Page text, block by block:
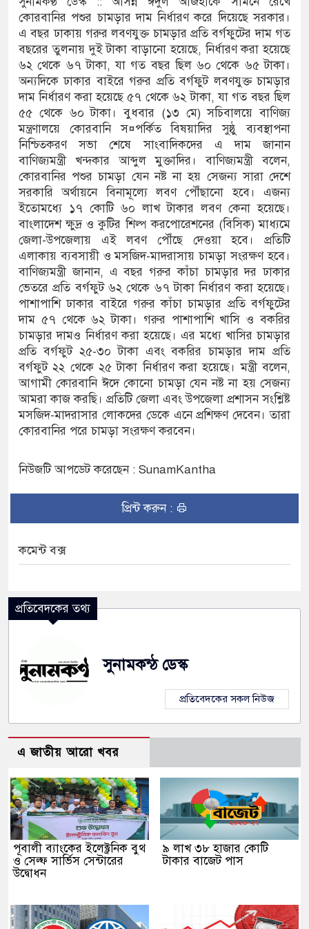
ঘণ্টা লোডশেডিং, ক্ষুব্ধ গ্রাহক
দুর্ঘটনায় আহতদের চিকিৎসা নিশ্চিতের নির্দেশ
দিবস পালিত
যেন ময়লার ভাগাড়
অব্যাহত : অস্তিত্ব সংকটে বাউসা-কেশবপুর গ্রাম
নিয়ে চলাচল
অভাবে অনিশ্চয়তায় হাওরের শত শত শিক্ষার্থীর
মাধ্যমিকেই
সম্মেলন রফিকুল ইসলামের প্রতিপক্ষের সব অভিযোগ
দিবস
কোরবানির পশুর চামড়ার দাম নির্ধারণ করে দিয়েছে সরকার।
এ বছর ঢাকায় গরুর লবণযুক্ত চামড়ার প্রতি বর্গফুটের দাম গত
বছরের তুলনায় দুই টাকা বাড়ানো হয়েছে, নির্ধারণ করা হয়েছে
৬২ থেকে ৬৭ টাকা, যা গত বছর ছিল ৬০ থেকে ৬৫ টাকা।
অন্যদিকে ঢাকার বাইরে গরুর প্রতি বর্গফুট লবণযুক্ত চামড়ার
দাম নির্ধারণ করা হয়েছে ৫৭ থেকে ৬২ টাকা, যা গত বছর ছিল
৫৫ থেকে ৬০ টাকা। বুধবার (১৩ মে) সচিবালয়ে বাণিজ্য
মন্ত্রণালয়ে কোরবানি স¤পর্কিত বিষয়াদির সুষ্ঠু ব্যবস্থাপনা
নিশ্চিতকরণ সভা শেষে সাংবাদিকদের এ দাম জানান
বাণিজ্যমন্ত্রী খন্দকার আব্দুল মুক্তাদির। বাণিজ্যমন্ত্রী বলেন,
কোরবানির পশুর চামড়া যেন নষ্ট না হয় সেজন্য সারা দেশে
সরকারি অর্থায়নে বিনামূল্যে লবণ পৌঁছানো হবে। এজন্য
ইতোমধ্যে ১৭ কোটি ৬০ লাখ টাকার লবণ কেনা হয়েছে।
বাংলাদেশ ক্ষুদ্র ও কুটির শিল্প করপোরেশনের (বিসিক) মাধ্যমে
জেলা-উপজেলায় এই লবণ পৌঁছে দেওয়া হবে। প্রতিটি
এলাকায় ব্যবসায়ী ও মসজিদ-মাদরাসায় চামড়া সংরক্ষণ হবে।
বাণিজ্যমন্ত্রী জানান, এ বছর গরুর কাঁচা চামড়ার দর ঢাকার
ভেতরে প্রতি বর্গফুট ৬২ থেকে ৬৭ টাকা নির্ধারণ করা হয়েছে।
পাশাপাশি ঢাকার বাইরে গরুর কাঁচা চামড়ার প্রতি বর্গফুটের
দাম ৫৭ থেকে ৬২ টাকা। গরুর পাশাপাশি খাসি ও বকরির
চামড়ার দামও নির্ধারণ করা হয়েছে। এর মধ্যে খাসির চামড়ার
প্রতি বর্গফুট ২৫-৩০ টাকা এবং বকরির চামড়ার দাম প্রতি
বর্গফুট ২২ থেকে ২৫ টাকা নির্ধারণ করা হয়েছে। মন্ত্রী বলেন,
আগামী কোরবানি ঈদে কোনো চামড়া যেন নষ্ট না হয় সেজন্য
আমরা কাজ করছি। প্রতিটি জেলা এবং উপজেলা প্রশাসন সংশ্লিষ্ট
মসজিদ-মাদরাসার লোকদের ডেকে এনে প্রশিক্ষণ দেবেন। তারা
কোরবানির পরে চামড়া সংরক্ষণ করবেন।
নিউজটি আপডেট করেছেন : SunamKantha
প্রিন্ট করুন :
কমেন্ট বক্স
প্রতিবেদকের তথ্য
সুনামকন্ঠ ডেস্ক
প্রতিবেদকের সকল নিউজ
এ জাতীয় আরো খবর
পূবালী ব্যাংকের ইলেক্ট্রনিক বুথ
ও সেল্ফ সার্ভিস সেন্টারের
উদ্বোধন
৯ লাখ ৩৮ হাজার কোটি
টাকার বাজেট পাস